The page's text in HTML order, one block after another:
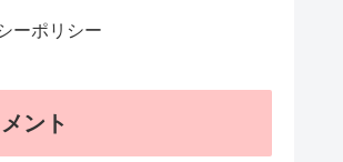
ーポリシー
ント